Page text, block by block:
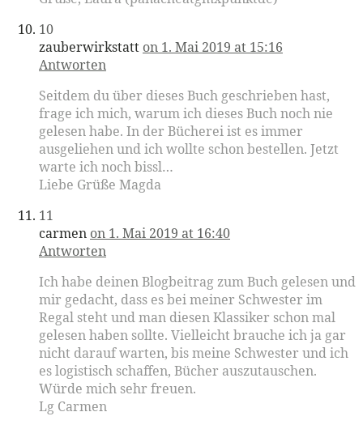
10
zauberwirkstatt on 1. Mai 2019 at 15:16
Antworten
Seitdem du über dieses Buch geschrieben hast,
frage ich mich, warum ich dieses Buch noch nie
gelesen habe. In der Bücherei ist es immer
ausgeliehen und ich wollte schon bestellen. Jetzt
warte ich noch bissl…
Liebe Grüße Magda
11
carmen on 1. Mai 2019 at 16:40
Antworten
Ich habe deinen Blogbeitrag zum Buch gelesen und
mir gedacht, dass es bei meiner Schwester im
Regal steht und man diesen Klassiker schon mal
gelesen haben sollte. Vielleicht brauche ich ja gar
nicht darauf warten, bis meine Schwester und ich
es logistisch schaffen, Bücher auszutauschen.
Würde mich sehr freuen.
Lg Carmen